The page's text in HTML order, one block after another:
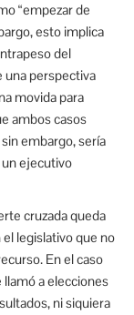
“empezar de
esto implica
del
una perspectiva
movida para
ambos casos
embargo, sería
ejecutivo
cruzada queda
legislativo que no
En el caso
llamó a elecciones
ni siquiera